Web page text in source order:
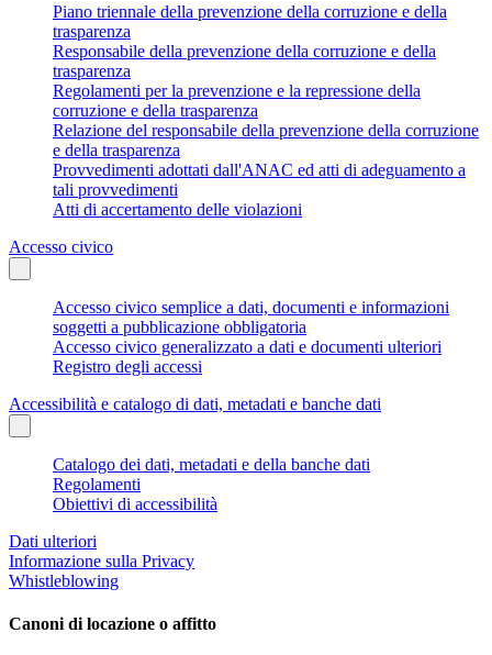
Piano triennale della prevenzione della corruzione e della
trasparenza
Responsabile della prevenzione della corruzione e della
trasparenza
Regolamenti per la prevenzione e la repressione della
corruzione e della trasparenza
Relazione del responsabile della prevenzione della corruzione
e della trasparenza
Provvedimenti adottati dall'ANAC ed atti di adeguamento a
tali provvedimenti
Atti di accertamento delle violazioni
Accesso civico
Accesso civico semplice a dati, documenti e informazioni
soggetti a pubblicazione obbligatoria
Accesso civico generalizzato a dati e documenti ulteriori
Registro degli accessi
Accessibilità e catalogo di dati, metadati e banche dati
Catalogo dei dati, metadati e della banche dati
Regolamenti
Obiettivi di accessibilità
Dati ulteriori
Informazione sulla Privacy
Whistleblowing
Canoni di locazione o affitto